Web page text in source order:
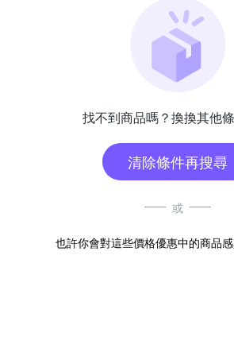
找不到商品嗎？換換其他
清除條件再搜尋
或
也許你會對這些價格優惠中的商品感